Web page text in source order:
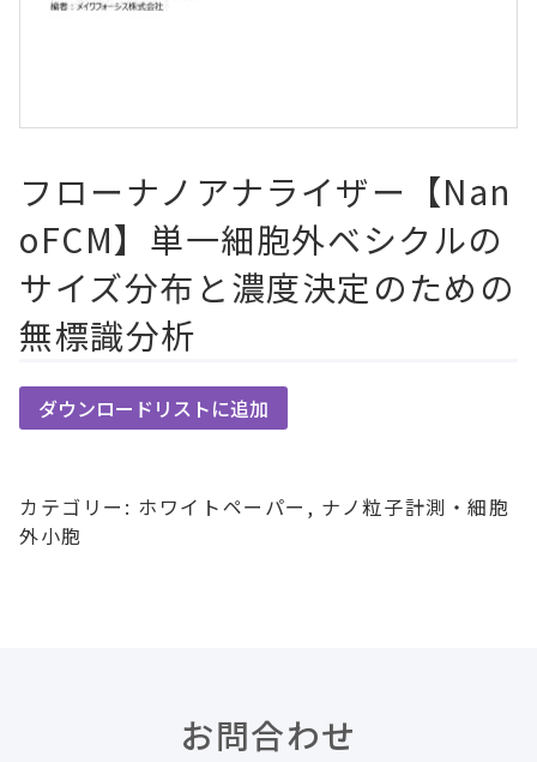
フローナノアナライザー【Nan
oFCM】単一細胞外ベシクルの
サイズ分布と濃度決定のための
無標識分析
ダウンロードリストに追加
カテゴリー: ホワイトペーパー , ナノ粒子計測・細胞
外小胞
お問合わせ